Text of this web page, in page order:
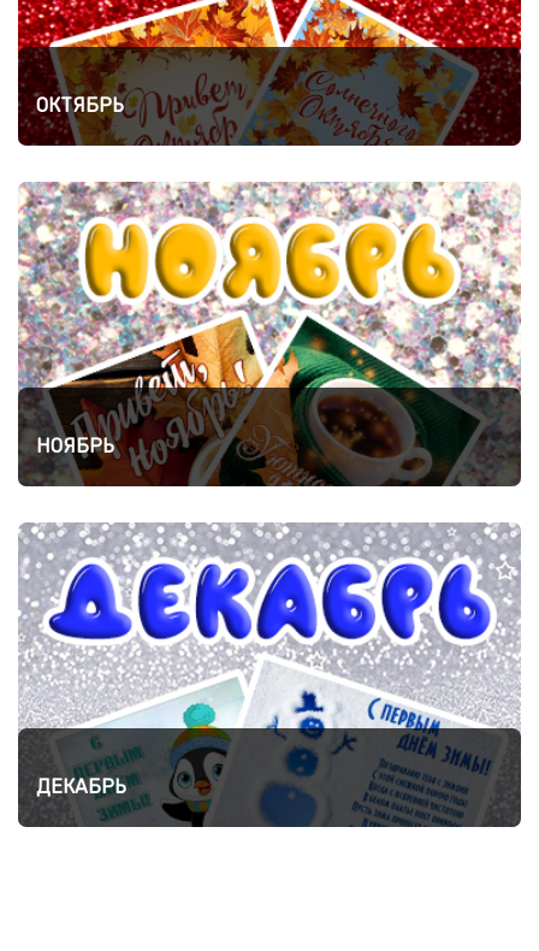
ОКТЯБРЬ
НОЯБРЬ
ДЕКАБРЬ